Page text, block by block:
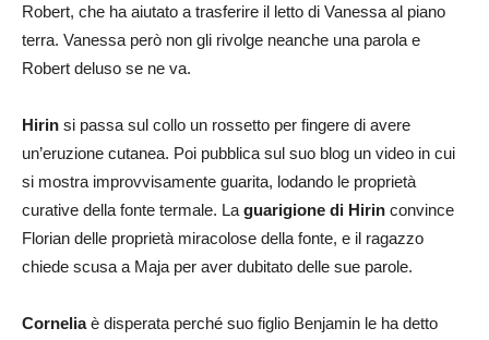
Robert, che ha aiutato a trasferire il letto di Vanessa al piano
terra. Vanessa però non gli rivolge neanche una parola e
Robert deluso se ne va.
Hirin si passa sul collo un rossetto per fingere di avere
un’eruzione cutanea. Poi pubblica sul suo blog un video in cui
si mostra improvvisamente guarita, lodando le proprietà
curative della fonte termale. La guarigione di Hirin convince
Florian delle proprietà miracolose della fonte, e il ragazzo
chiede scusa a Maja per aver dubitato delle sue parole.
Corneliaè disperata perché suo figlio Benjamin le ha detto